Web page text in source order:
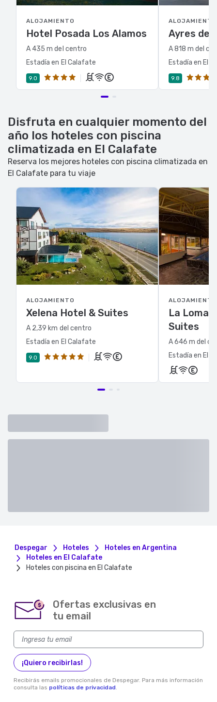
ALOJAMIENTO
Hotel Posada Los Alamos
A 435 m del centro
Estadía en El Calafate
9.0
ALOJAMIENTO
Ayres de
A 818 m del
Estadía en El
9.8
Disfruta en cualquier momento del
año los hoteles con piscina
climatizada en El Calafate
Reserva los mejores hoteles con piscina climatizada en
El Calafate para tu viaje
ALOJAMIENTO
Xelena Hotel & Suites
A 2,39 km del centro
Estadía en El Calafate
9.0
ALOJAMIENTO
La Loma
Suites
A 646 m del
Estadía en El
Despegar Hoteles
Hoteles en Argentina
Hoteles en El Calafate
Hoteles con piscina en El Calafate
$
Ofertas exclusivas en
tu email
¡Quiero recibirlas!
Recibirás emails promocionales de Despegar. Para más información
consulta las políticas de privacidad.